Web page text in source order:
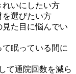
いにしたい方
を選びたい方
見た目に悩んでい
眠っている間に
て通院回数を減ら